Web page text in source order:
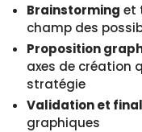
Brainstorming et
champ des
Proposition
axes de création
stratégie
Validation et
graphiques